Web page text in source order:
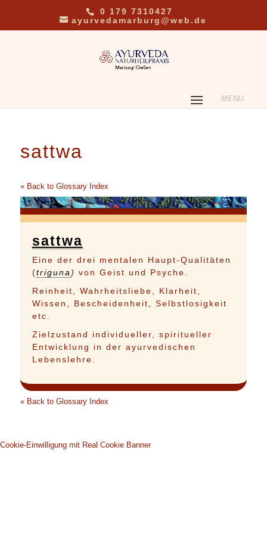
0 179 7310427
ayurvedamarburg@web.de
sattwa
« Back to Glossary Index
sattwa
Eine der drei mentalen Haupt-Qualitäten
(triguna ) von Geist und Psyche.
Reinheit, Wahrheitsliebe, Klarheit,
Wissen, Bescheidenheit, Selbstlosigkeit
etc.
Zielzustand individueller, spiritueller
Entwicklung in der ayurvedischen
Lebenslehre.
« Back to Glossary Index
Cookie-Einwilligung mit Real Cookie Banner